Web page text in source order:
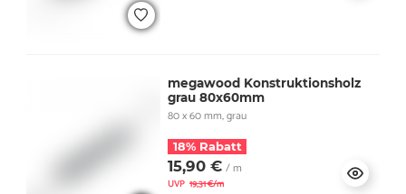
megawood Konstruktionsholz
grau 80x60mm
80 x 60 mm, grau
18% Rabatt
15,90 € / m
UVP 19,31 €/m